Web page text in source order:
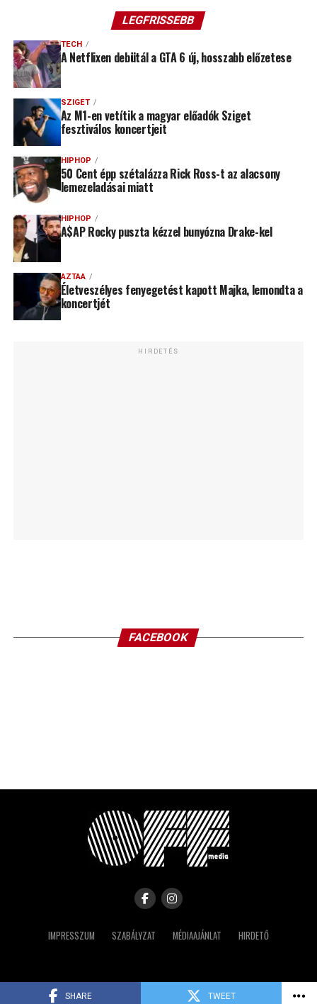
SHARE TWEET
LEGFRISSEBB
TECH
A Netflixen debütál a GTA 6 új, hosszabb előzetese
SZIGET
Az M1-en vetítik a magyar előadók Sziget
fesztiválos koncertjeit
HIPHOP
50 Cent épp szétalázza Rick Ross-t az alacsony
lemezeladásai miatt
HIPHOP
A$AP Rocky puszta kézzel bunyózna Drake-kel
AZTAA
Életveszélyes fenyegetést kapott Majka, lemondta a
koncertjét
HIRDETÉS
FACEBOOK
IMPRESSZUM SZABÁLYZAT MÉDIAAJÁNLAT HIRDETŐ
Copyright © 2023 IRK